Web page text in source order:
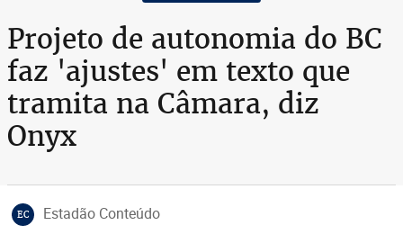
Projeto de autonomia do BC
faz 'ajustes' em texto que
tramita na Câmara, diz
Onyx
EC Estadão Conteúdo